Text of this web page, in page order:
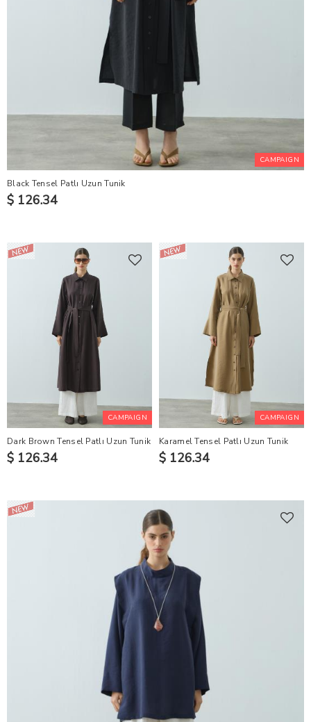
CAMPAIGN
Black Tensel Patlı Uzun Tunik
$ 126.34
CAMPAIGN
Dark Brown Tensel Patlı Uzun Tunik
$ 126.34
CAMPAIGN
Karamel Tensel Patlı Uzun Tunik
$ 126.34